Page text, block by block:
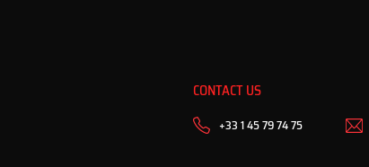
CONTACT US
+33 1 45 79 74 75